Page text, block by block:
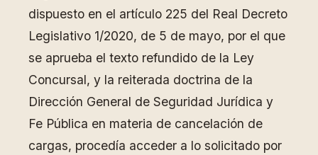
dispuesto en el artículo 225 del Real Decreto
Legislativo 1/2020, de 5 de mayo, por el que
se aprueba el texto refundido de la Ley
Concursal, y la reiterada doctrina de la
Dirección General de Seguridad Jurídica y
Fe Pública en materia de cancelación de
cargas, procedía acceder a lo solicitado por